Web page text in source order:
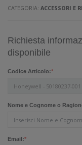
CATEGORIA:ACCESSORI E
Richiesta
disponibile
Codice Articolo:*
Nome e Cognome o
Email:*